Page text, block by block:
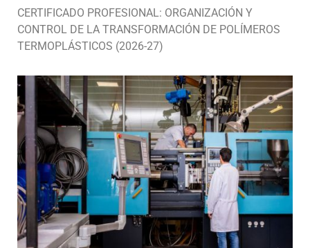
CERTIFICADO PROFESIONAL: ORGANIZACIÓN Y
CONTROL DE LA TRANSFORMACIÓN DE POLÍMEROS
TERMOPLÁSTICOS (2026-27)